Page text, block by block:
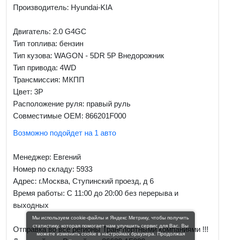
Производитель: Hyundai-KIA
Двигатель: 2.0 G4GC
Тип топлива: бензин
Тип кузова: WAGON - 5DR 5P Внедорожник
Тип привода: 4WD
Трансмиссия: МКПП
Цвет: 3P
Расположение руля: правый руль
Совместимые OEM: 866201F000
Возможно подойдет на 1 авто
Менеджер: Евгений
Номер по складу: 5933
Адрес: г.Москва, Ступинский проезд, д 6
Время работы: С 11:00 до 20:00 без перерыва и
выходных
Отправка во все регионы Транспортными компаниями !!!
Мы используем cookie-файлы и Яндекс Метрику, чтобы получить
статистику, которая помогает нам улучшить сервис для Вас. Вы
можете изменить cookie в настройках браузера. Продолжая